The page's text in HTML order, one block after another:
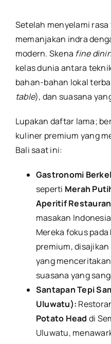
Setelah menyelami
memanjakan indra
modern. Skena fine
kelas dunia antara
bahan-bahan lokal
table), dan suasana
Lupakan daftar lama;
kuliner premium yang
Bali saat ini:
Gastronomi
seperti Merah
Aperitif
masakan
Mereka fokus
premium,
yang
suasana yang
Santapan Tepi
Uluwatu):
Potato Head di
Uluwatu,